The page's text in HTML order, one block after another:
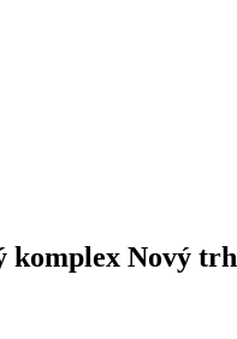
komplex Nový trh